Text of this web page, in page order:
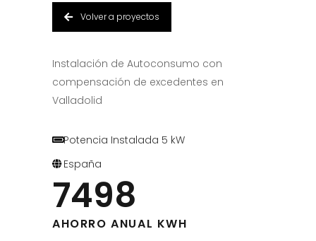
Volver a proyectos
Instalación de Autoconsumo con
compensación de excedentes en
Valladolid
Potencia Instalada 5 kW
España
7498
AHORRO ANUAL KWH